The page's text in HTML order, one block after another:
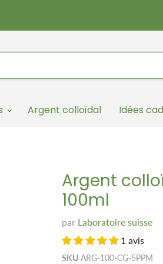
Argent colloïdal Idées
Argent
100ml
par Laboratoire suisse
1 avis
SKU ARG-100-CG-5PPM